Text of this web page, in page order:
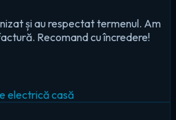
modern, cu siguranțe
preț corect, execuție